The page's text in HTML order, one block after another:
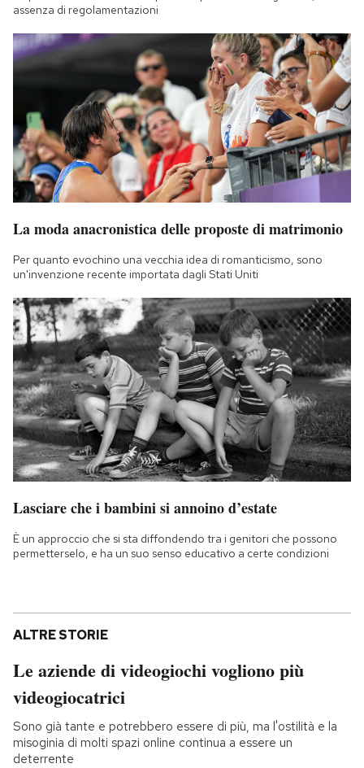
assenza di regolamentazioni
La moda anacronistica delle proposte di matrimonio
Per quanto evochino una vecchia idea di romanticismo, sono
un'invenzione recente importata dagli Stati Uniti
Lasciare che i bambini si annoino d’estate
È un approccio che si sta diffondendo tra i genitori che possono
permetterselo, e ha un suo senso educativo a certe condizioni
ALTRE STORIE
Le aziende di videogiochi vogliono più
videogiocatrici
Sono già tante e potrebbero essere di più, ma l'ostilità e la
misoginia di molti spazi online continua a essere un
deterrente